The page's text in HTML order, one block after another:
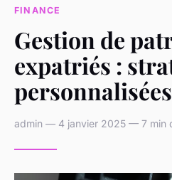
FINANCE
Gestion de
expatriés :
admin — 4 janvier 2025 — 7 min